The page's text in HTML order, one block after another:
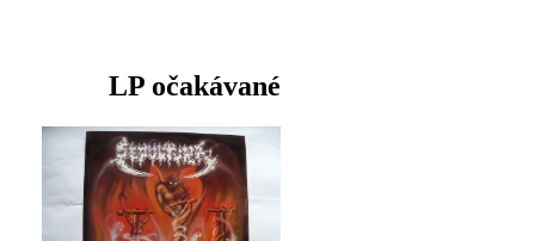
LP očakávané